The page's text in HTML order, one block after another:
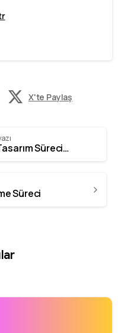
X'te Paylaş
Gaziantep’te Web Tasarım Sürecinin Aşamaları
Süreci